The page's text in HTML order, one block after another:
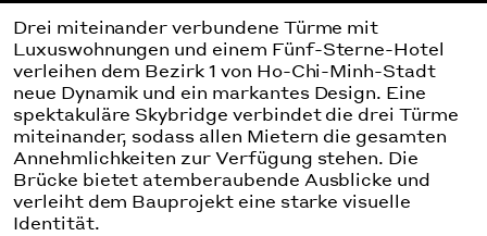
Drei miteinander verbundene Türme mit
Luxuswohnungen und einem Fünf-Sterne-Hotel
verleihen dem Bezirk 1 von Ho-Chi-Minh-Stadt
neue Dynamik und ein markantes Design. Eine
spektakuläre Skybridge verbindet die drei Türme
miteinander, sodass allen Mietern die gesamten
Annehmlichkeiten zur Verfügung stehen. Die
Brücke bietet atemberaubende Ausblicke und
verleiht dem Bauprojekt eine starke visuelle
Identität.